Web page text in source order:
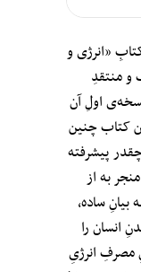
«انرژی و
و منتقدِ
اولِ آن
این کتاب چنین
پیشرفته
به از
ساده،
انسان را
مصرفِ انرژیِ